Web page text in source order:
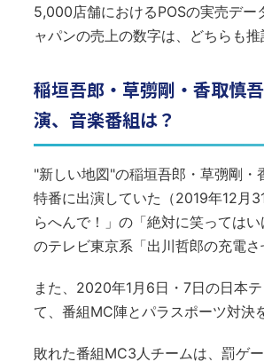
5,000店舗におけるPOSの実売デ
ャパンの売上の数字は、どちらも
稲垣吾郎・草彅剛・香取慎
演、音楽番組は？
"新しい地図"の稲垣吾郎・草彅剛
特番に出演していた（2019年12月
らへんで！」の「絶対に笑っては
のテレビ東京系「出川哲郎の充電
また、2020年1月6日・7日の日本
て、番組MC陣とパラスポーツ対決
敗れた番組MC3人チームは、罰ゲ